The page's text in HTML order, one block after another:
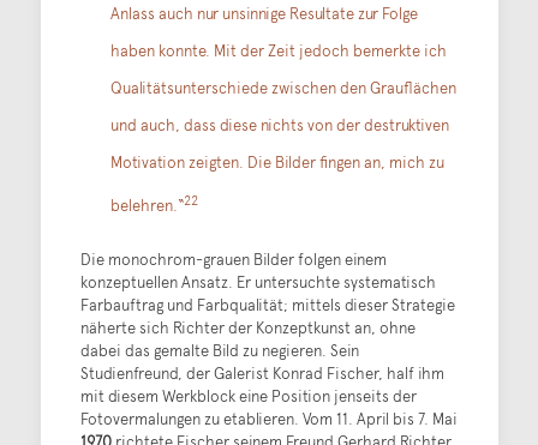
Anlass auch nur unsinnige Resultate zur Folge
haben konnte. Mit der Zeit jedoch bemerkte ich
Qualitätsunterschiede zwischen den Grauflächen
und auch, dass diese nichts von der destruktiven
Motivation zeigten. Die Bilder fingen an, mich zu
belehren.“22
Die monochrom-grauen Bilder folgen einem
konzeptuellen Ansatz. Er untersuchte systematisch
Farbauftrag und Farbqualität; mittels dieser Strategie
näherte sich Richter der Konzeptkunst an, ohne
dabei das gemalte Bild zu negieren. Sein
Studienfreund, der Galerist Konrad Fischer, half ihm
mit diesem Werkblock eine Position jenseits der
Fotovermalungen zu etablieren. Vom 11. April bis 7. Mai